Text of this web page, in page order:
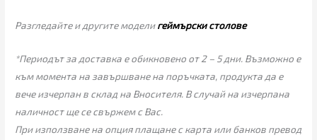
Разгледайте и другите моделигеймърски столове
*Периодът за доставка е обикновено от 2 – 5 дни. Възможно е
към момента на завършване на поръчката, продукта да е
вече изчерпан в склад на Вносителя. В случай на изчерпана
наличност ще се свържем с Вас.
При използване на опция плащане с карта или банков превод